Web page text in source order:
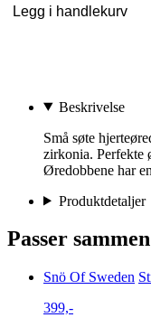
Legg i handlekurv
Beskrivelse
Små søte
zirkonia. Perfekte
Øredobbene har
Produktdetaljer
Passer
Snö Of Sweden
399,-